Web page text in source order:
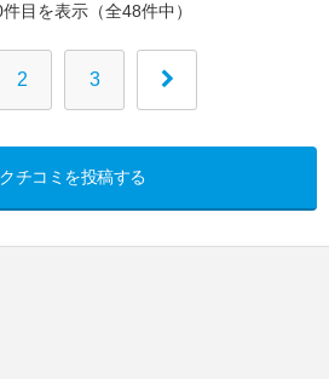
目を表示（全48件中）
2 3
クチコミを投稿する